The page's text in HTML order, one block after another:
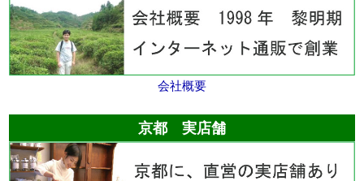
会社概要
京都 実店舗